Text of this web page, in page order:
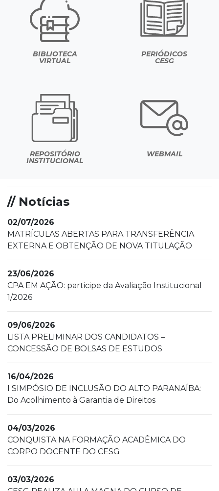
BIBLIOTECA
VIRTUAL
PERIÓDICOS
CESG
REPOSITÓRIO
INSTITUCIONAL
WEBMAIL
// Notícias
02/07/2026
MATRÍCULAS ABERTAS PARA TRANSFERÊNCIA
EXTERNA E OBTENÇÃO DE NOVA TITULAÇÃO
23/06/2026
CPA EM AÇÃO: participe da Avaliação Institucional
1/2026
09/06/2026
LISTA PRELIMINAR DOS CANDIDATOS –
CONCESSÃO DE BOLSAS DE ESTUDOS
16/04/2026
I SIMPÓSIO DE INCLUSÃO DO ALTO PARANAÍBA:
Do Acolhimento à Garantia de Direitos
04/03/2026
CONQUISTA NA FORMAÇÃO ACADÊMICA DO
CORPO DOCENTE DO CESG
03/03/2026